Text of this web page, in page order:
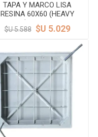
TAPA Y MARCO LISA
RESINA 60X60 (HEAVY
DUTY) VEHICULOS
PESADOS LACHS
$U 5.588 $U 5.029